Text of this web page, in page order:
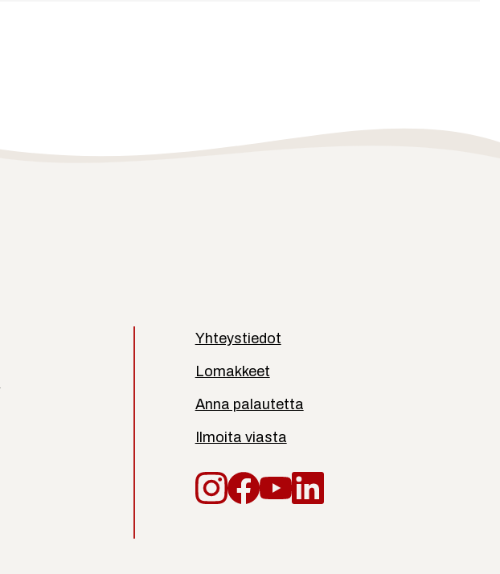
Yhteystiedot
Lomakkeet
Anna palautetta
Ilmoita viasta
Instagram
Facebook
YouTube
LinkedIn